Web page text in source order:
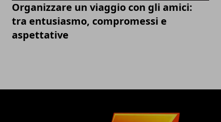
Organizzare un viaggio con gli amici:
tra entusiasmo, compromessi e
aspettative